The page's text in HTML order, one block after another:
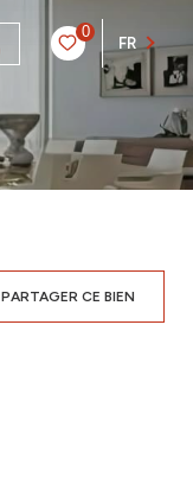
0
FR
PARTAGER CE BIEN